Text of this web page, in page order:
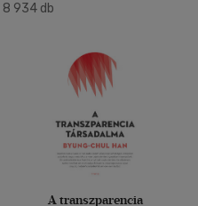
8 934db
A transzparencia